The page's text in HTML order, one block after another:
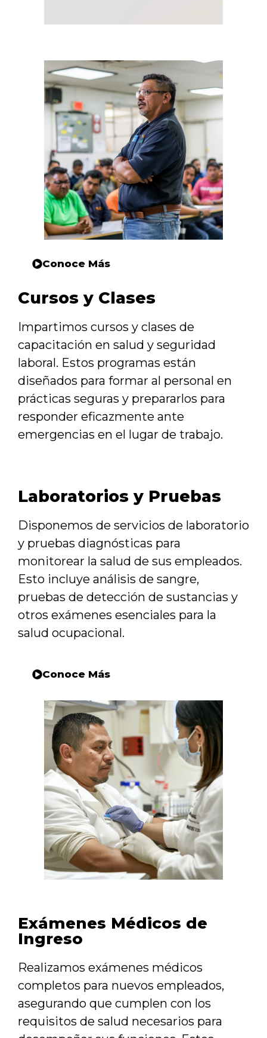
Conoce Más
Cursos y Clases
Impartimos cursos y clases de
capacitación en salud y seguridad
laboral. Estos programas están
diseñados para formar al personal en
prácticas seguras y prepararlos para
responder eficazmente ante
emergencias en el lugar de trabajo.
Laboratorios y Pruebas
Disponemos de servicios de laboratorio
y pruebas diagnósticas para
monitorear la salud de sus empleados.
Esto incluye análisis de sangre,
pruebas de detección de sustancias y
otros exámenes esenciales para la
salud ocupacional.
Conoce Más
Exámenes Médicos de
Ingreso
Realizamos exámenes médicos
completos para nuevos empleados,
asegurando que cumplen con los
requisitos de salud necesarios para